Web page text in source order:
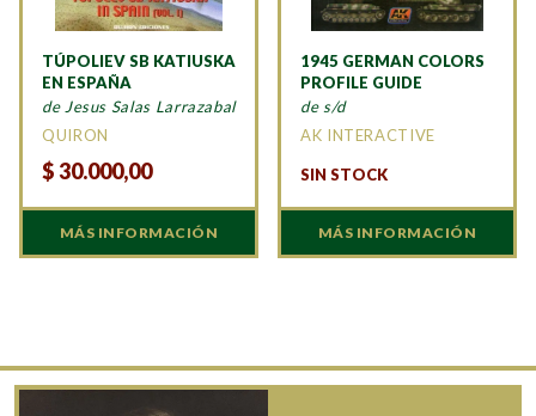
TÚPOLIEV SB KATIUSKA
EN ESPAÑA
de Jesus Salas Larrazabal
QUIRON
$30.000,00
MÁS INFORMACIÓN
1945 GERMAN COLORS
PROFILE GUIDE
de s/d
AK INTERACTIVE
SIN STOCK
MÁS INFORMACIÓN